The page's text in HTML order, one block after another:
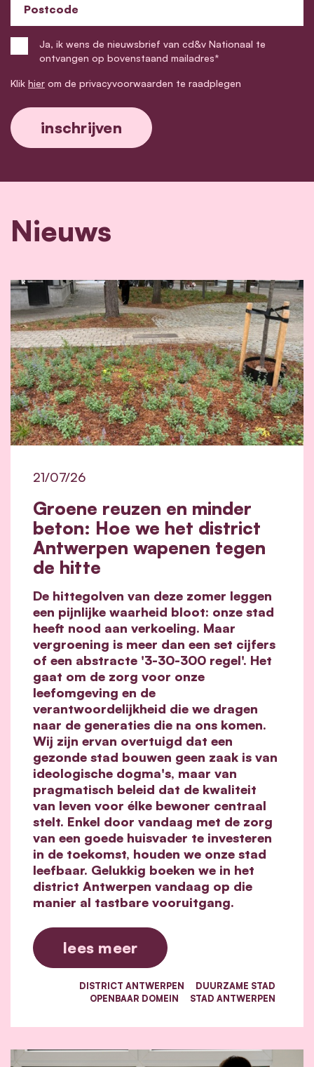
Postcode
Ja, ik wens de nieuwsbrief van cd&v Nationaal te
ontvangen op bovenstaand mailadres*
Klik hier om de privacyvoorwaarden te raadplegen
Nieuws
Groene reuzen en minder
beton: Hoe we het district
Antwerpen wapenen tegen
de hitte
21/07/26
De hittegolven van deze zomer leggen
een pijnlijke waarheid bloot: onze stad
heeft nood aan verkoeling. Maar
vergroening is meer dan een set cijfers
of een abstracte '3-30-300 regel'. Het
gaat om de zorg voor onze
leefomgeving en de
verantwoordelijkheid die we dragen
naar de generaties die na ons komen.
Wij zijn ervan overtuigd dat een
gezonde stad bouwen geen zaak is van
ideologische dogma's, maar van
pragmatisch beleid dat de kwaliteit
van leven voor élke bewoner centraal
stelt. Enkel door vandaag met de zorg
van een goede huisvader te investeren
in de toekomst, houden we onze stad
leefbaar. Gelukkig boeken we in het
district Antwerpen vandaag op die
manier al tastbare vooruitgang.
lees meer
DISTRICT ANTWERPEN
DUURZAME STAD
OPENBAAR DOMEIN
STAD ANTWERPEN